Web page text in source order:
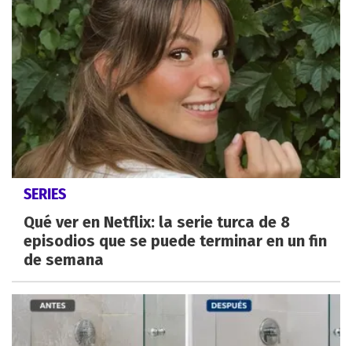
SERIES
Qué ver en Netflix: la serie turca de 8
episodios que se puede terminar en un fin
de semana